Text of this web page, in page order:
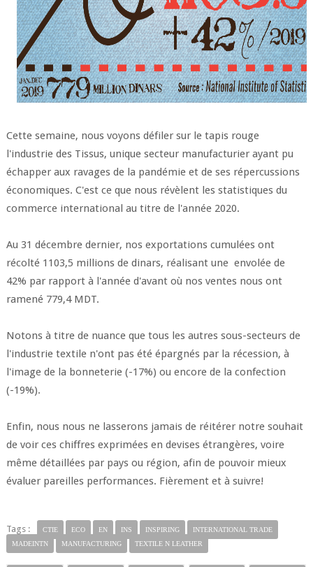
Cette semaine, nous voyons défiler sur le tapis rouge
l'industrie des Tissus, unique secteur manufacturier ayant pu
échapper aux ravages de la pandémie et de ses répercussions
économiques. C'est ce que nous révèlent les statistiques du
commerce international au titre de l'année 2020.
Au 31 décembre dernier, nos exportations cumulées ont
récolté 1103,5 millions de dinars, réalisant une envolée de
42% par rapport à l'année d'avant où nos ventes nous ont
ramené 779,4 MDT.
Notons à titre de nuance que tous les autres sous-secteurs de
l'industrie textile n'ont pas été épargnés par la récession, à
l'image de la bonneterie (-17%) ou encore de la confection
(-19%).
Enfin, nous nous ne lasserons jamais de réitérer notre souhait
de voir ces chiffres exprimées en devises étrangères, voire
même détaillées par pays ou région, afin de pouvoir mieux
évaluer pareilles performances. Fièrement et à suivre!
Tags : CTIE ECO EN INS INSPIRING
INTERNATIONAL TRADE
MADEINTN
MANUFACTURING TEXTILE N LEATHER